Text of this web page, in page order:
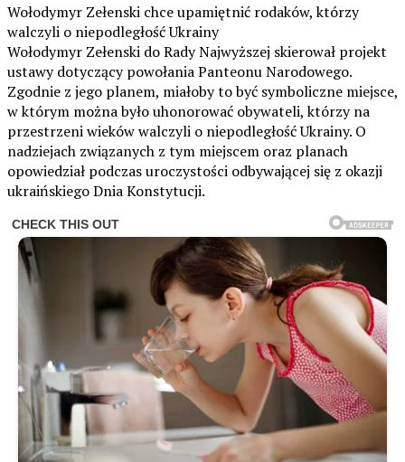
Wołodymyr Zełenski chce upamiętnić rodaków, którzy
walczyli o niepodległość Ukrainy
Wołodymyr Zełenski do Rady Najwyższej skierował projekt
ustawy dotyczący powołania Panteonu Narodowego.
Zgodnie z jego planem, miałoby to być symboliczne miejsce,
w którym można było uhonorować obywateli, którzy na
przestrzeni wieków walczyli o niepodległość Ukrainy. O
nadziejach związanych z tym miejscem oraz planach
opowiedział podczas uroczystości odbywającej się z okazji
ukraińskiego Dnia Konstytucji.